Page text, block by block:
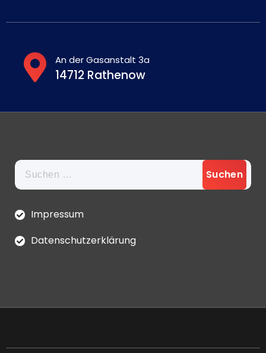
An der Gasanstalt 3a
14712 Rathenow
Suchen
nach:
Impressum
Datenschutzerklärung